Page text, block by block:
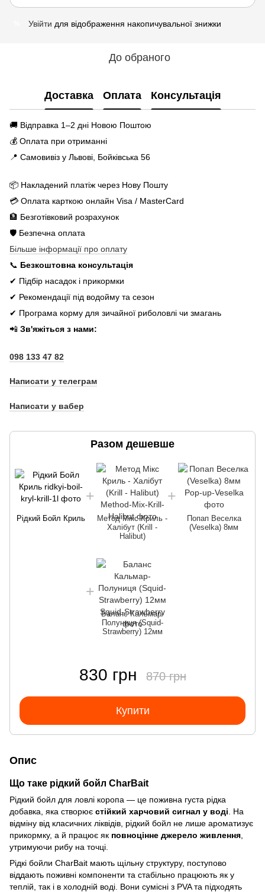
Увійти для відображення накопичувальної знижки
До обраного
Доставка Оплата Консультація
🚚 Відправка 1–2 дні Новою Поштою
💰 Оплата при отриманні
📍 Самовивіз у Львові, Бойківська 56
📦 Накладений платіж через Нову Пошту
💳 Оплата карткою онлайн Visa / MasterCard
🏦 Безготівковий розрахунок
🛡️ Безпечна оплата
Більше інформації про оплату
📞 Безкоштовна консультація
✔ Підбір насадок і прикормки
✔ Рекомендації під водойму та сезон
✔ Програма корму для зичайної риболовлі чи змагань
📲 Зв'яжіться з нами:
098 133 47 82
Написати у телеграм
Написати у вабер
Разом дешевше
Рідкий Бойл Криль
Метод Мікс Криль -
Халібут (Krill -
Halibut)
Попап Веселка
(Veselka) 8мм
Баланс Кальмар-
Полуниця (Squid-
Strawberry) 12мм
830 грн 870 грн
Купити
Опис
Що таке рідкий бойл CharBait
Рідкий бойл для ловлі коропа — це поживна густа рідка
добавка, яка створює стійкий харчовий сигнал у воді . На
відміну від класичних ліквідів, рідкий бойл не лише ароматизує
прикормку, а й працює як повноцінне джерело живлення
утримуючи рибу на точці.
Рідкі бойли CharBait мають щільну структуру, поступово
віддають поживні компоненти та стабільно працюють як у
теплій, так і в холодній воді. Вони сумісні з PVA та підходять